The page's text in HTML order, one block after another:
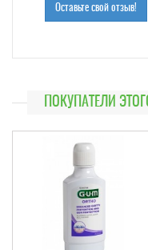
Оставьте свой отзыв!
ПОКУПАТЕЛИ